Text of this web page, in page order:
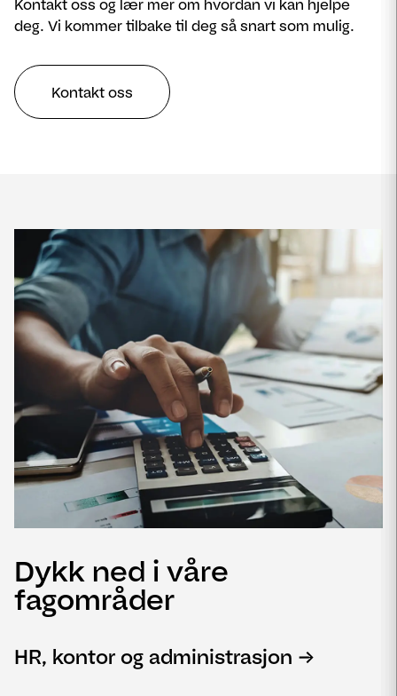
Kontakt oss og lær mer om hvordan vi kan hjelpe
deg. Vi kommer tilbake til deg så snart som mulig.
Kontakt oss
Dykk ned i våre
fagområder
HR, kontor og administrasjon